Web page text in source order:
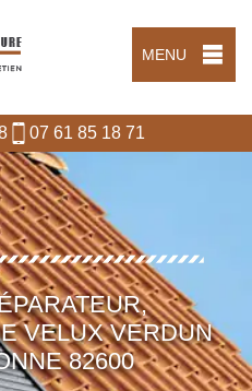
MENU
07 61 85 18 71
VELUX VERDUN
82600